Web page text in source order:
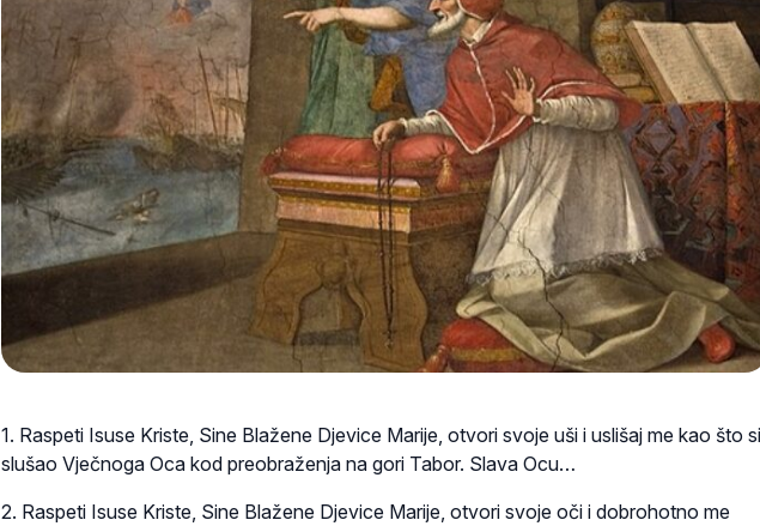
1. Raspeti Isuse Kriste, Sine Blažene Djevice Marije, otvori svoje uši i uslišaj me kao što si
slušao Vječnoga Oca kod preobraženja na gori Tabor. Slava Ocu…
2. Raspeti Isuse Kriste, Sine Blažene Djevice Marije, otvori svoje oči i dobrohotno me